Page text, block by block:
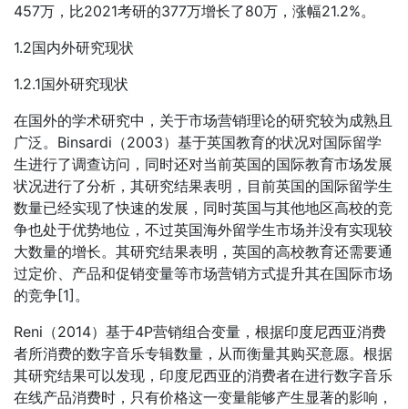
457万，比2021考研的377万增长了80万，涨幅21.2%。
1.2国内外研究现状
1.2.1国外研究现状
在国外的学术研究中，关于市场营销理论的研究较为成熟且
广泛。Binsardi（2003）基于英国教育的状况对国际留学
生进行了调查访问，同时还对当前英国的国际教育市场发展
状况进行了分析，其研究结果表明，目前英国的国际留学生
数量已经实现了快速的发展，同时英国与其他地区高校的竞
争也处于优势地位，不过英国海外留学生市场并没有实现较
大数量的增长。其研究结果表明，英国的高校教育还需要通
过定价、产品和促销变量等市场营销方式提升其在国际市场
的竞争[1]。
Reni（2014）基于4P营销组合变量，根据印度尼西亚消费
者所消费的数字音乐专辑数量，从而衡量其购买意愿。根据
其研究结果可以发现，印度尼西亚的消费者在进行数字音乐
在线产品消费时，只有价格这一变量能够产生显著的影响，